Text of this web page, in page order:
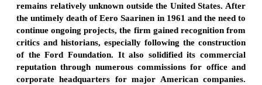
remains relatively unknown outside the United States. After
the untimely death of Eero Saarinen in 1961 and the need to
continue ongoing projects, the firm gained recognition from
critics and historians, especially following the construction
of the Ford Foundation. It also solidified its commercial
reputation through numerous commissions for office and
corporate headquarters for major American companies.